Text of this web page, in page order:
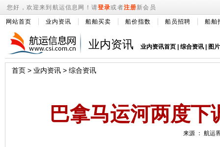
您好，欢迎来到航运信息网！请登录或者注册新会员
网站首页 业内资讯 船舶买卖 船价指数 船员招聘 船舶
业内资讯 业内资讯首页 综合资讯 图
首页 > 业内资讯 > 综合资讯
巴拿马运河两度下
来源 ： 航运